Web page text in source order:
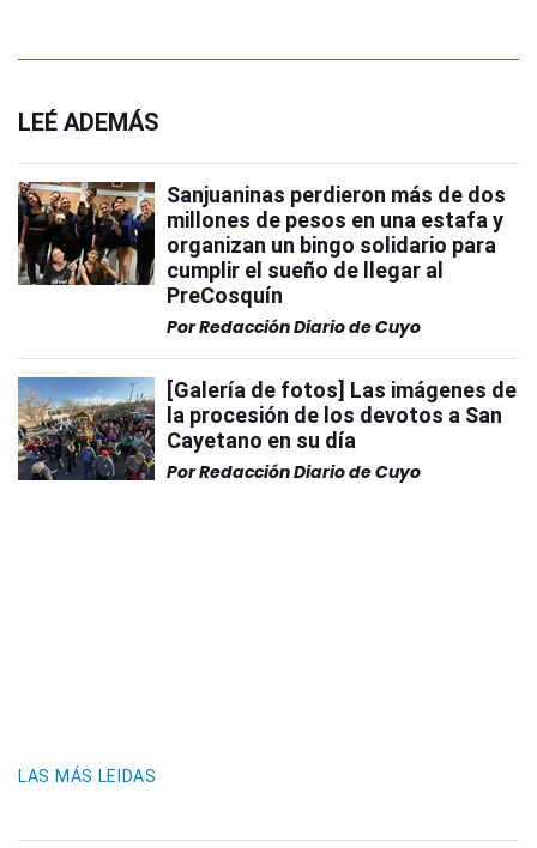
LEÉ ADEMÁS
Sanjuaninas perdieron más de dos
millones de pesos en una estafa y
organizan un bingo solidario para
cumplir el sueño de llegar al
PreCosquín
PorRedacción Diario de Cuyo
[Galería de fotos] Las imágenes de
la procesión de los devotos a San
Cayetano en su día
PorRedacción Diario de Cuyo
LAS MÁS LEIDAS